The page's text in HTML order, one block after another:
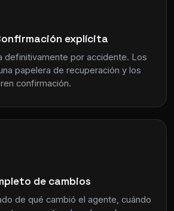
explícita
definitivamente por accidente. Los
papelera de recuperación y los
confirmación.
de cambios
de qué cambió el agente, cuándo